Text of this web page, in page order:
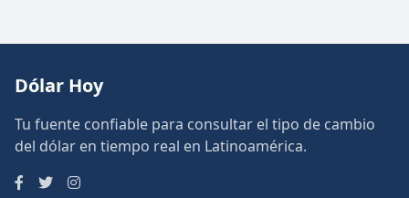
Dólar Hoy
Tu fuente confiable para consultar el tipo de cambio
del dólar en tiempo real en Latinoamérica.